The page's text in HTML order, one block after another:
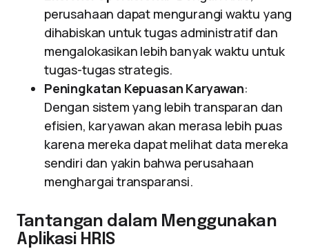
perusahaan dapat mengurangi waktu yang
dihabiskan untuk tugas administratif dan
mengalokasikan lebih banyak waktu untuk
tugas-tugas strategis.
Peningkatan Kepuasan Karyawan:
Dengan sistem yang lebih transparan dan
efisien, karyawan akan merasa lebih puas
karena mereka dapat melihat data mereka
sendiri dan yakin bahwa perusahaan
menghargai transparansi.
Tantangan dalam Menggunakan
Aplikasi HRIS